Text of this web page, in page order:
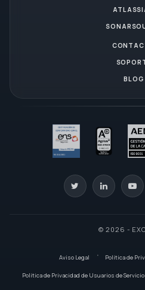
BLOG
© 2026 -
Aviso Legal Política de
Política de Privacidad de Usuarios de